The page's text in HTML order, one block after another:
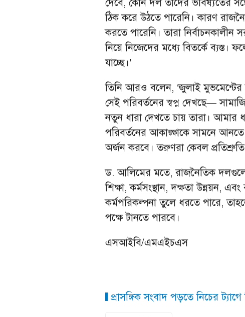
দেবে, কোন দল তাদের ভবিষ্যতের
ঠিক করে উঠতে পারেনি। কারণ
করতে পারেনি। তারা
নিয়ে নিজেদের মধ্যে বিতর্কে
যাচ্ছে।’
তিনি আরও বলেন, ‘জুলাই মুভমেন্টের
সেই পরিবর্তনের স্বপ্ন দেখছে—
নতুন ধারা দেখতে চায় তারা। আমার
পরিবর্তনের আকাঙ্ক্ষাকে সামনে
অর্জন করবে। তরুণরা কেবল প্রতিশ্রুতি
ড. আলিমের মতে, রাজনৈতিক
শিক্ষা, কর্মসংস্থান, দক্ষতা উন্নয়ন,
কর্মপরিকল্পনা তুলে ধরতে পারে,
পক্ষে টানতে পারবে।
এসআইবি/এমএইচএস
প্রাসঙ্গিক সংবাদ পড়তে নিচের